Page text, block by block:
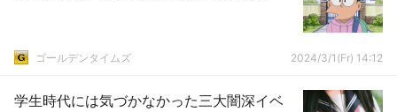
ゴールデンタイムズ 2024/3/1(Fr) 14:12
学生時代には気づかなかった三大闇深イベ